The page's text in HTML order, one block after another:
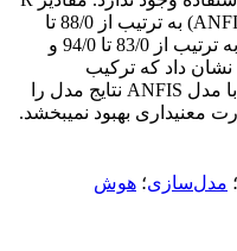
و RMSE برترین مدل ترکیبی (ANFIS-PSO) به ترتیب از 88/0 تا
97/0 و 10/0 تا 19/0 و در مدل ANFIS به ترتیب از 83/0 تا 94/0 و
نتایج نشان داد که ترکیب
الگوریتم­های بهینه­سازی استفاده­شده با مدل ANFIS نتایج مدل را
؛ مدل‌سازی؛ هوش